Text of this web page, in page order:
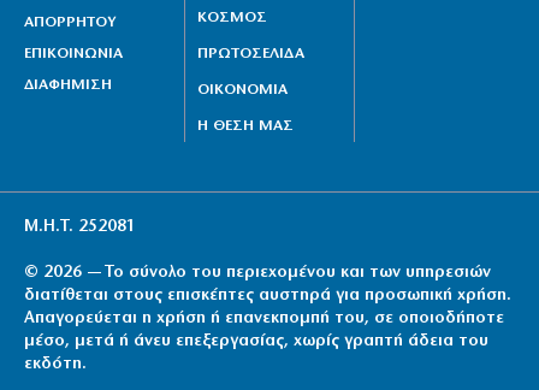
ΑΠΟΡΡΗΤΟΥ
ΕΠΙΚΟΙΝΩΝΙΑ
ΔΙΑΦΗΜΙΣΗ
ΚΟΣΜΟΣ
ΠΡΩΤΟΣΕΛΙΔΑ
ΟΙΚΟΝΟΜΙΑ
Η ΘΕΣΗ ΜΑΣ
Μ.Η.Τ. 252081
© 2026 — Το σύνολο του περιεχομένου και των υπηρεσιών
διατίθεται στους επισκέπτες αυστηρά για προσωπική χρήση.
Απαγορεύεται η χρήση ή επανεκπομπή του, σε οποιοδήποτε
μέσο, μετά ή άνευ επεξεργασίας, χωρίς γραπτή άδεια του
εκδότη.